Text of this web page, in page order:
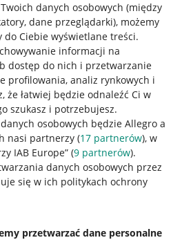
danych osobowych (między
dane przeglądarki), możemy
do Ciebie wyświetlane treści.
informacji na
dostęp do nich i przetwarzanie
profilowania, analiz rynkowych i
że łatwiej będzie odnaleźć Ci w
szukasz i potrzebujesz.
osobowych będzie Allegro a
nasi partnerzy (17 partnerów), w
IAB Europe” (9 partnerów).
danych osobowych przez
się w ich politykach ochrony
przetwarzać dane personalne